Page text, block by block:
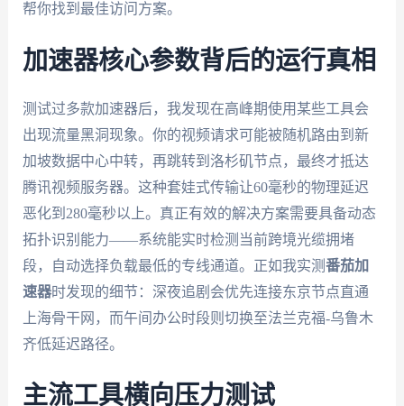
帮你找到最佳访问方案。
加速器核心参数背后的运行真相
测试过多款加速器后，我发现在高峰期使用某些工具会
出现流量黑洞现象。你的视频请求可能被随机路由到新
加坡数据中心中转，再跳转到洛杉矶节点，最终才抵达
腾讯视频服务器。这种套娃式传输让60毫秒的物理延迟
恶化到280毫秒以上。真正有效的解决方案需要具备动态
拓扑识别能力——系统能实时检测当前跨境光缆拥堵
段，自动选择负载最低的专线通道。正如我实测番茄加
速器时发现的细节：深夜追剧会优先连接东京节点直通
上海骨干网，而午间办公时段则切换至法兰克福-乌鲁木
齐低延迟路径。
主流工具横向压力测试